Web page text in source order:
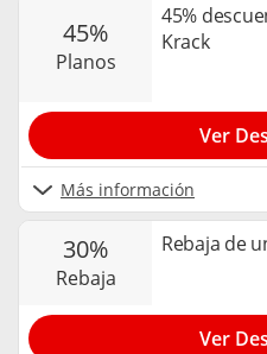
45%
planos
45%
Krack
Más información
Ver
30%
rebaja
Rebaja de
Ver